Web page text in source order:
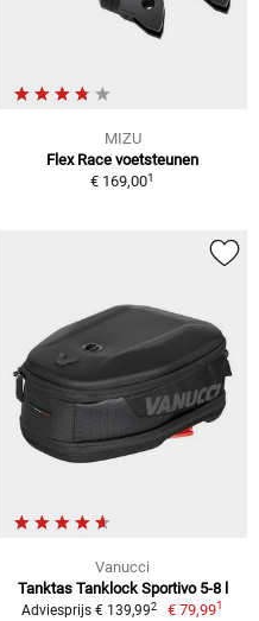
MIZU
Flex Race voetsteunen
€ 169,001
Vanucci
Tanktas Tanklock Sportivo 5-8 l
Adviesprijs € 139,992 € 79,991